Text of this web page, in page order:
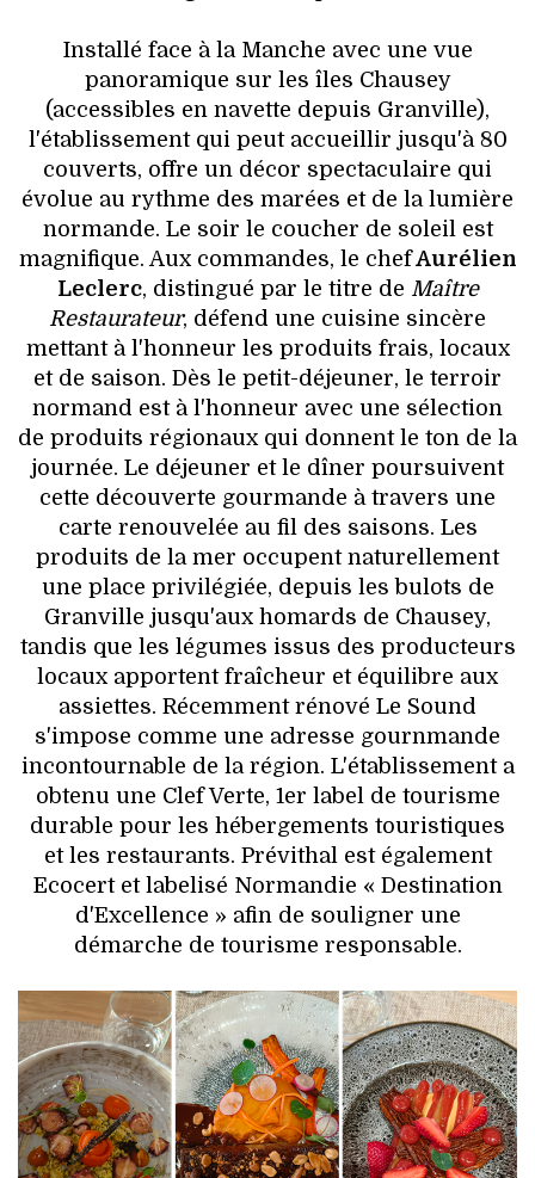
Installé face à la Manche avec une vue
panoramique sur les îles Chausey
(accessibles en navette depuis Granville),
l'établissement qui peut accueillir jusqu'à 80
couverts, offre un décor spectaculaire qui
évolue au rythme des marées et de la lumière
normande. Le soir le coucher de soleil est
magnifique. Aux commandes, le chefAurélien
Leclerc, distingué par le titre de Maître
Restaurateur, défend une cuisine sincère
mettant à l'honneur les produits frais, locaux
et de saison. Dès le petit-déjeuner, le terroir
normand est à l'honneur avec une sélection
de produits régionaux qui donnent le ton de la
journée. Le déjeuner et le dîner poursuivent
cette découverte gourmande à travers une
carte renouvelée au fil des saisons. Les
produits de la mer occupent naturellement
une place privilégiée, depuis les bulots de
Granville jusqu'aux homards de Chausey,
tandis que les légumes issus des producteurs
locaux apportent fraîcheur et équilibre aux
assiettes. Récemment rénové Le Sound
s'impose comme une adresse gournmande
incontournable de la région. L'établissement a
obtenu une Clef Verte, 1er label de tourisme
durable pour les hébergements touristiques
et les restaurants. Prévithal est également
Ecocert et labelisé Normandie « Destination
d'Excellence » afin de souligner une
démarche de tourisme responsable.